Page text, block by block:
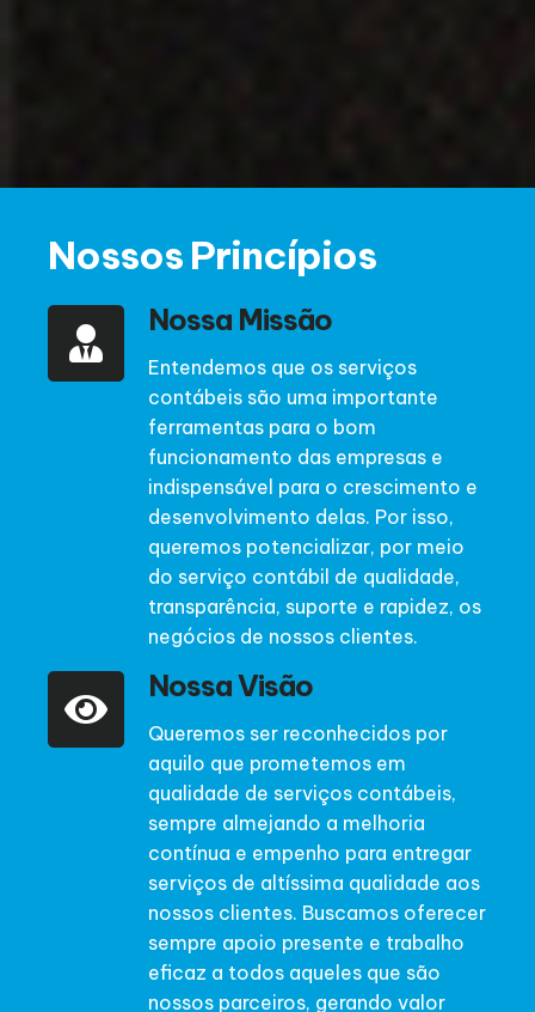
Nossos Princípios
Nossa Missão
Entendemos que os serviços
contábeis são uma importante
ferramentas para o bom
funcionamento das empresas e
indispensável para o crescimento e
desenvolvimento delas. Por isso,
queremos potencializar, por meio
do serviço contábil de qualidade,
transparência, suporte e rapidez, os
negócios de nossos clientes.
Nossa Visão
Queremos ser reconhecidos por
aquilo que prometemos em
qualidade de serviços contábeis,
sempre almejando a melhoria
contínua e empenho para entregar
serviços de altíssima qualidade aos
nossos clientes. Buscamos oferecer
sempre apoio presente e trabalho
eficaz a todos aqueles que são
nossos parceiros, gerando valor